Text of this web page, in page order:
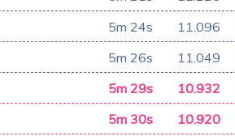
5m 24s 11.096
5m 26s 11.049
5m 29s 10.932
5m 30s 10.920